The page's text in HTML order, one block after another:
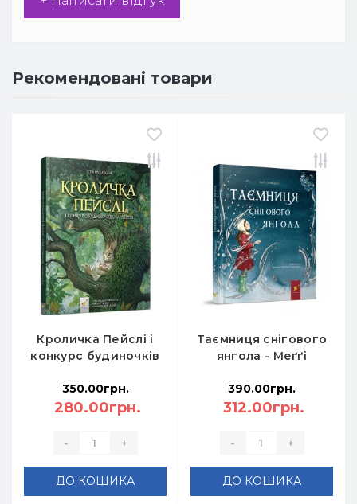
Рекомендовані товари
Кроличка Пейслі і
конкурс будиночків
Річардсон
350.00грн.
280.00грн.
- +
ДО КОШИКА
Таємниця снігового
янгола - Меґґі
390.00грн.
312.00грн.
- +
ДО КОШИКА